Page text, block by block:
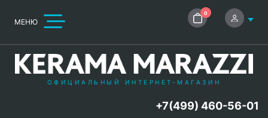
МЕНЮ
0
ОФИЦИАЛЬНЫЙ ИНТЕРНЕТ-МАГАЗИН
+7(499) 460-56-01